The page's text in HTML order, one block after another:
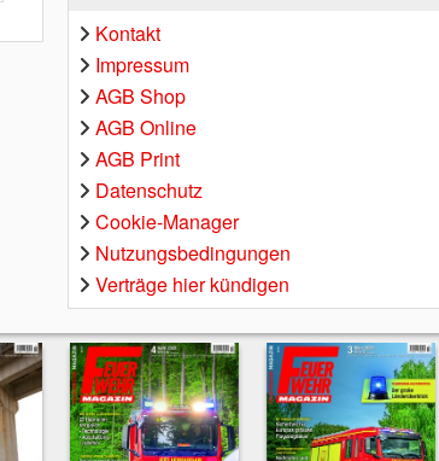
Kontakt
Impressum
AGB Shop
AGB Online
AGB Print
Datenschutz
Cookie-Manager
Nutzungsbedingungen
Verträge hier kündigen